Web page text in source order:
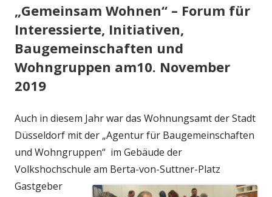
„Gemeinsam Wohnen“ – Forum für
Interessierte, Initiativen,
Baugemeinschaften und
Wohngruppen am10. November
2019
Auch in diesem Jahr war das Wohnungsamt der Stadt
Düsseldorf mit der „Agentur für Baugemeinschaften
und Wohngruppen“ im Gebäude der
Volkshochschule am Berta-von-Suttner-Platz
Gastgeber